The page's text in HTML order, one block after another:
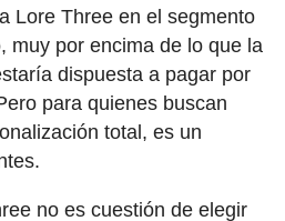
Lore Three en el segmento
muy por encima de lo que la
dispuesta a pagar por
para quienes buscan
total, es un
no es cuestión de elegir